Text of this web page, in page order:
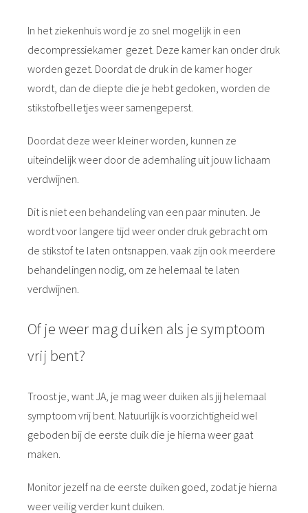
In het ziekenhuis word je zo snel mogelijk in een
decompressiekamer gezet. Deze kamer kan onder druk
worden gezet. Doordat de druk in de kamer hoger
wordt, dan de diepte die je hebt gedoken, worden de
stikstofbelletjes weer samengeperst.
Doordat deze weer kleiner worden, kunnen ze
uiteindelijk weer door de ademhaling uit jouw lichaam
verdwijnen.
Dit is niet een behandeling van een paar minuten. Je
wordt voor langere tijd weer onder druk gebracht om
de stikstof te laten ontsnappen. vaak zijn ook meerdere
behandelingen nodig, om ze helemaal te laten
verdwijnen.
Of je weer mag duiken als je symptoom
vrij bent?
Troost je, want JA, je mag weer duiken als jij helemaal
symptoom vrij bent. Natuurlijk is voorzichtigheid wel
geboden bij de eerste duik die je hierna weer gaat
maken.
Monitor jezelf na de eerste duiken goed, zodat je hierna
weer veilig verder kunt duiken.